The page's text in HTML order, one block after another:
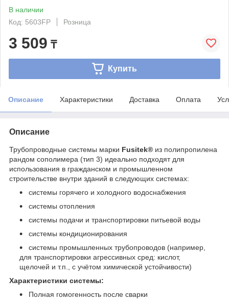
В наличии
Код: 5603FP
Розница
3 509 ₸
Купить
Описание Характеристики Доставка Оплата
Описание
Трубопроводные системы марки Fusitek® из полипропилена
рандом сополимера (тип 3) идеально подходят для
использования в гражданском и промышленном
строительстве внутри зданий в следующих системах:
системы горячего и холодного водоснабжения
системы отопления
системы подачи и транспортировки питьевой воды
системы кондиционирования
системы промышленных трубопроводов (например,
для транспортировки агрессивных сред: кислот,
щелочей и т.п., с учётом химической устойчивости)
Характеристики системы:
Полная гомогенность после сварки